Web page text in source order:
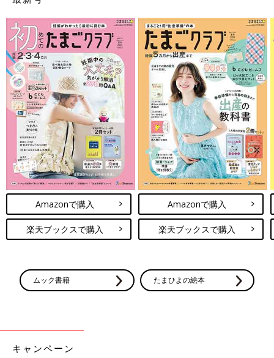
Amazonで購入
楽天ブックスで購入
Amazonで購入
楽天ブックスで購入
ムック書籍 たまひよの絵本
キャンペーン